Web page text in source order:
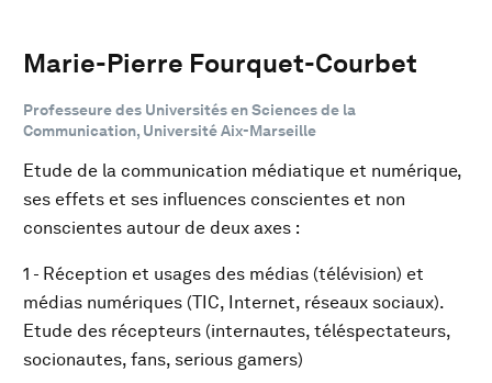
Marie-Pierre Fourquet-Courbet
Professeure des Universités en Sciences de la
Communication, Université Aix-Marseille
Etude de la communication médiatique et numérique,
ses effets et ses influences conscientes et non
conscientes autour de deux axes :
1 - Réception et usages des médias (télévision) et
médias numériques (TIC, Internet, réseaux sociaux).
Etude des récepteurs (internautes, téléspectateurs,
socionautes, fans, serious gamers)